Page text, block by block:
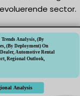
sector.